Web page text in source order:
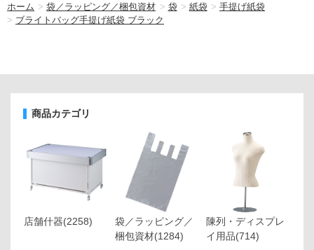
ホーム >袋／ラッピング／梱包資材 > 袋 > 紙袋 > 手提げ紙袋
> ブライトバッグ手提げ紙袋 ブラック
商品カテゴリ
店舗什器(2258)
袋／ラッピング／
梱包資材(1284)
陳列・ディスプレ
イ用品(714)